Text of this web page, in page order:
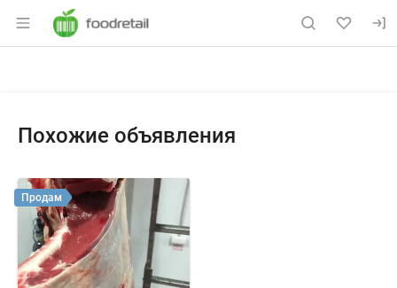
Раздел навигации по сайту
Похожие объявления
Продам